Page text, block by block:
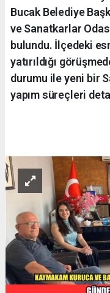
Bucak Belediye
ve Sanatkarlar
bulundu. İlçedeki
yatırıldığı
durumu ile yeni bir
yapım süreçleri